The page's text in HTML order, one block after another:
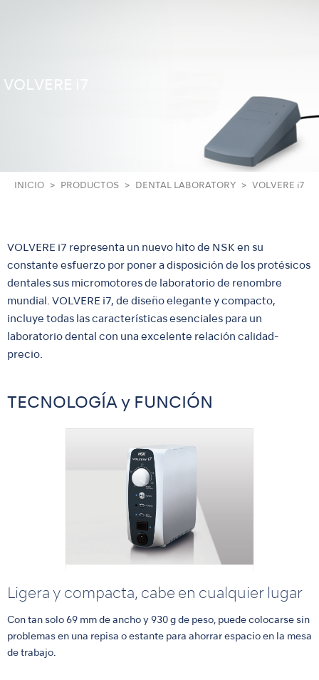
VOLVERE i7
INICIO PRODUCTOS DENTAL LABORATORY VOLVERE i7
VOLVERE i7 representa un nuevo hito de NSK en su
constante esfuerzo por poner a disposición de los protésicos
dentales sus micromotores de laboratorio de renombre
mundial. VOLVERE i7, de diseño elegante y compacto,
incluye todas las características esenciales para un
laboratorio dental con una excelente relación calidad-
precio.
TECNOLOGÍA y FUNCIÓN
Ligera y compacta, cabe en cualquier lugar
Con tan solo 69 mm de ancho y 930 g de peso, puede colocarse sin
problemas en una repisa o estante para ahorrar espacio en la mesa
de trabajo.